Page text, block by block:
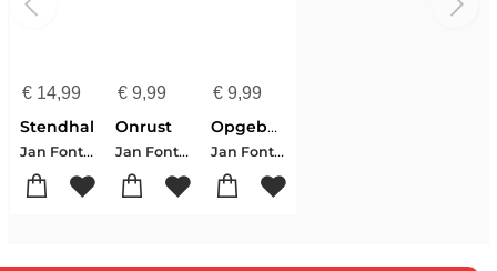
€14,99
Stendhal
Jan Fontijn
€9,99
Onrust
Jan Fontijn
€ 9,99
Opgebouwd uit hetzelfde
Jan Fontijn